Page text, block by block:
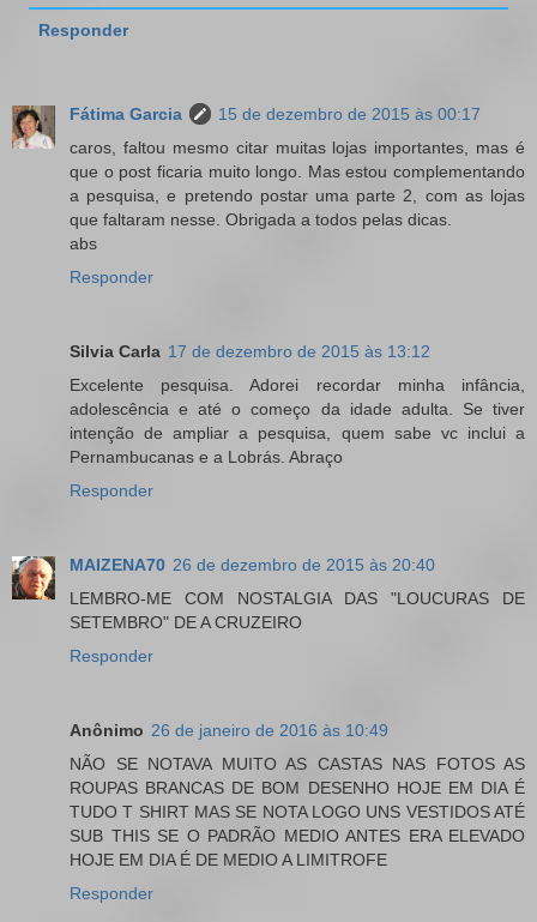
Responder
Fátima Garcia
15 de dezembro de 2015 às 00:17
caros, faltou mesmo citar muitas lojas importantes, mas é
que o post ficaria muito longo. Mas estou complementando
a pesquisa, e pretendo postar uma parte 2, com as lojas
que faltaram nesse. Obrigada a todos pelas dicas.
abs
Responder
Silvia Carla 17 de dezembro de 2015 às 13:12
Excelente pesquisa. Adorei recordar minha infância,
adolescência e até o começo da idade adulta. Se tiver
intenção de ampliar a pesquisa, quem sabe vc inclui a
Pernambucanas e a Lobrás. Abraço
Responder
MAIZENA70 26 de dezembro de 2015 às 20:40
LEMBRO-ME COM NOSTALGIA DAS "LOUCURAS DE
SETEMBRO" DE A CRUZEIRO
Responder
Anônimo 26 de janeiro de 2016 às 10:49
NÃO SE NOTAVA MUITO AS CASTAS NAS FOTOS AS
ROUPAS BRANCAS DE BOM DESENHO HOJE EM DIA É
TUDO T SHIRT MAS SE NOTA LOGO UNS VESTIDOS ATÉ
SUB THIS SE O PADRÃO MEDIO ANTES ERA ELEVADO
HOJE EM DIA É DE MEDIO A LIMITROFE
Responder